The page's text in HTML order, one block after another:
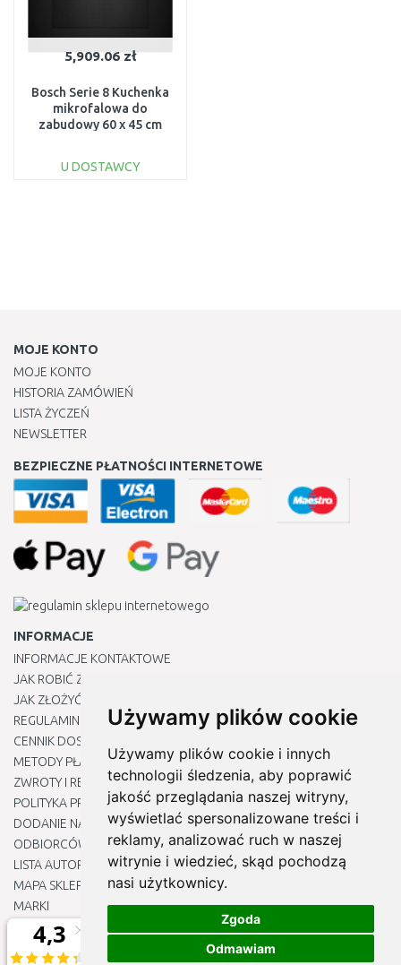
Używamy plików cookie
Używamy plików cookie i innych
technologii śledzenia, aby poprawić
jakość przeglądania naszej witryny,
wyświetlać spersonalizowane treści i
reklamy, analizować ruch w naszej
witrynie i wiedzieć, skąd pochodzą
nasi użytkownicy.
Zgoda
Odmawiam
5,909.06 zł
Bosch Serie 8 Kuchenka
mikrofalowa do
zabudowy 60 x 45 cm
U DOSTAWCY
MOJE KONTO
MOJE KONTO
HISTORIA ZAMÓWIEŃ
LISTA ŻYCZEŃ
NEWSLETTER
BEZPIECZNE PŁATNOŚCI INTERNETOWE
INFORMACJE
INFORMACJE KONTAKTOWE
JAK ROBIĆ ZAKUPY ?
JAK ZŁOŻYĆ REKLAMACJĘ
REGULAMIN
CENNIK DOSTAWY
METODY PŁATNOŚCI
ZWROTY I REKLAMACJE PRODUKTÓW
POLITYKA PRYWATNOŚCI
DODANIE NASZYCH ADRESÓW E-MAIL DO LISTY ZAUFANYCH
ODBIORCÓW
LISTA AUTORYZOWANYCH CENTRÓW SERWISOWYCH
MAPA SKLEPU
MARKI
BLOGU
EDYTUJ MOJE PREFERENCJE DOTYCZĄCE PLIKÓW COOKIE